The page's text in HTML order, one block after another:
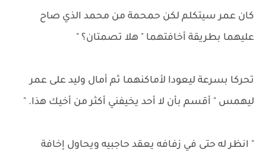
كان عمر سيتكلم لكن حمحمة من محمد الذي صاح
عليهما بطريقة أخافتهما " هلا تصمتان؟ "
تحركا بسرعة ليعودا لأماكنهما ثم أمال وليد على عمر
ليهمس " أقسم بأن لا أحد يخيفني أكثر من أخيك هذا. "
" انظر له حتى في زفافه يعقد حاجبيه ويحاول إخافة